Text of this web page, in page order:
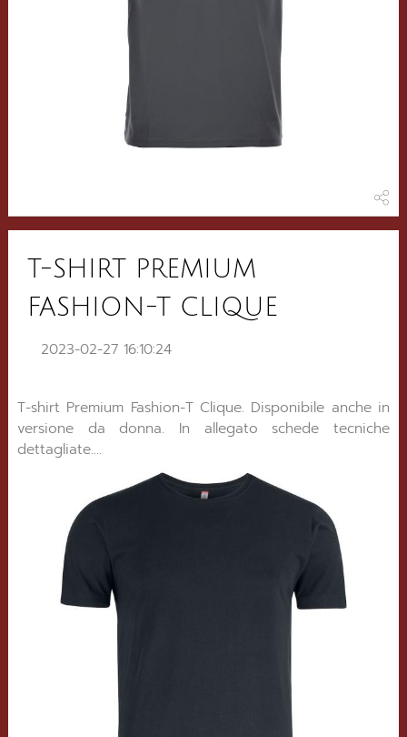
T-SHIRT PREMIUM
FASHION-T CLIQUE
2023-02-27 16:10:24
T-shirt Premium Fashion-T Clique. Disponibile anche in
versione da donna. In allegato schede tecniche
dettagliate....